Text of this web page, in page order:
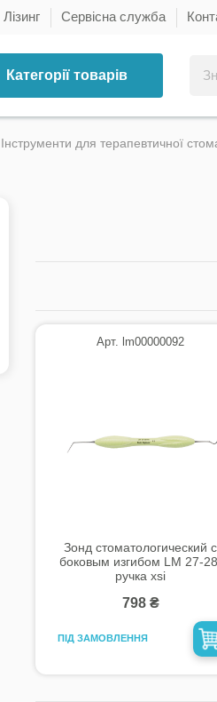
Лізинг Сервісна служба
Категорії товарів
Інструменти для терапевтичної
Арт. lm00000092
Зонд стоматологический с
боковым изгибом LM 27-28,
ручка xsi
798 ₴
ПІД ЗАМОВЛЕННЯ